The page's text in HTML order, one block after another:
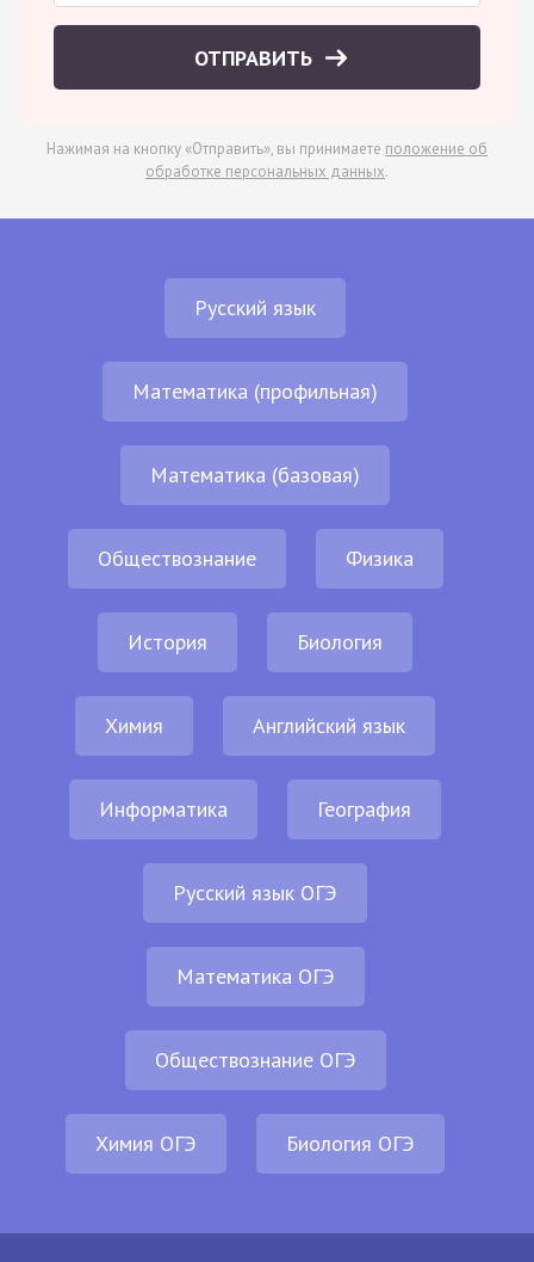
ОТПРАВИТЬ
Нажимая на кнопку «Отправить», вы принимаете положение об
обработке персональных данных.
Русский язык
Математика (профильная)
Математика (базовая)
Обществознание Физика
История Биология
Химия Английский язык
Информатика География
Русский язык ОГЭ
Математика ОГЭ
Обществознание ОГЭ
Химия ОГЭ Биология ОГЭ